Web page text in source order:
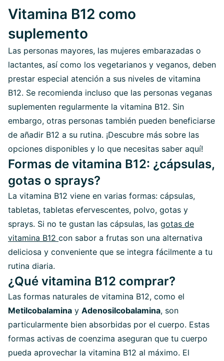
Vitamina B12 como
suplemento
Las personas mayores, las mujeres embarazadas o
lactantes, así como los vegetarianos y veganos, deben
prestar especial atención a sus niveles de vitamina
B12. Se recomienda incluso que las personas veganas
suplementen regularmente la vitamina B12. Sin
embargo, otras personas también pueden beneficiarse
de añadir B12 a su rutina. ¡Descubre más sobre las
opciones disponibles y lo que necesitas saber aquí!
Formas de vitamina B12: ¿cápsulas,
gotas o sprays?
La vitamina B12 viene en varias formas: cápsulas,
tabletas, tabletas efervescentes, polvo, gotas y
sprays. Si no te gustan las cápsulas, las gotas de
vitamina B12 con sabor a frutas son una alternativa
deliciosa y conveniente que se integra fácilmente a tu
rutina diaria.
¿Qué vitamina B12 comprar?
Las formas naturales de vitamina B12, como el
Metilcobalamina y Adenosilcobalamina, son
particularmente bien absorbidas por el cuerpo. Estas
formas activas de coenzima aseguran que tu cuerpo
pueda aprovechar la vitamina B12 al máximo. El